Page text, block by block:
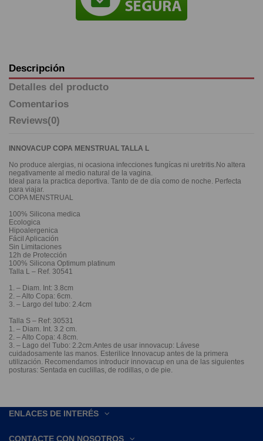
Descripción
Detalles del producto
Comentarios
Reviews(0)
INNOVACUP COPA MENSTRUAL TALLA L
No produce alergias, ni ocasiona infecciones fungícas ni uretritis.No altera
negativamente al medio natural de la vagina.
Ideal para la practica deportiva. Tanto de de día como de noche. Perfecta
para viajar.
COPA MENSTRUAL
100% Silicona medica
Ecologica
Hipoalergenica
Fácil Aplicación
Sin Limitaciones
12h de Protección
100% Silicona Optimum platinum
Talla L – Ref. 30541
1. – Diam. Int: 3.8cm
2. – Alto Copa: 6cm.
3. – Largo del tubo: 2.4cm
Talla S – Ref: 30531
1. – Diam. Int. 3.2 cm.
2. – Alto Copa: 4.8cm.
3. – Lago del Tubo: 2.2cm.Antes de usar innovacup: Lávese
cuidadosamente las manos. Esterilice Innovacup antes de la primera
utilización. Recomendamos introducir innovacup en una de las siguientes
posturas: Sentada en cuclillas, de rodillas, o de pie.
ENLACES DE INTERÉS
CONTACTE CON NOSOTROS